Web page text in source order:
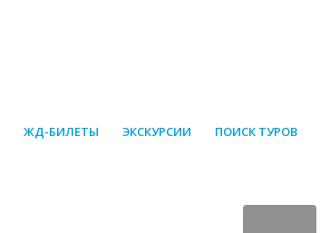
ЖД-БИЛЕТЫ ЭКСКУРСИИ ПОИСК ТУРОВ